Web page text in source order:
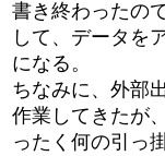
書き終わったの
して、データを
になる。
ちなみに、外部
作業してきたが
ったく何の引っ